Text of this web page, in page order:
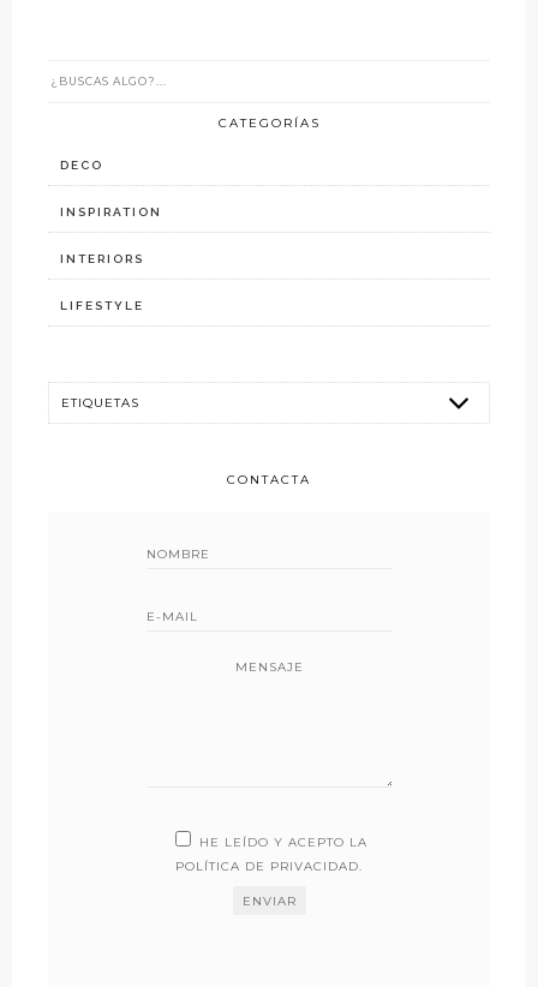
CATEGORÍAS
DECO
INSPIRATION
INTERIORS
LIFESTYLE
CONTACTA
MENSAJE
HE LEÍDO Y ACEPTO LA
POLÍTICA DE PRIVACIDAD.